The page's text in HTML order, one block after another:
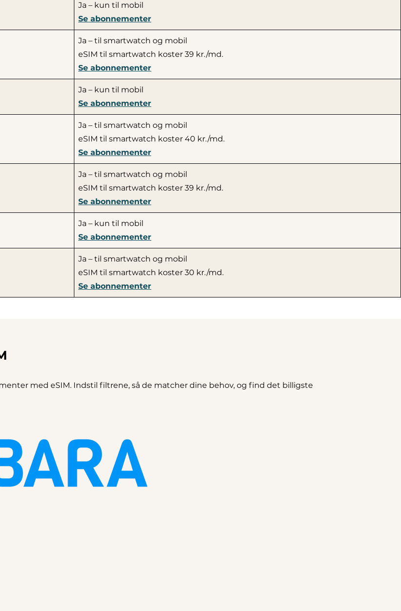
Ja – kun til mobil
Se abonnementer
Ja – til smartwatch og mobil
eSIM til smartwatch koster 39 kr./md.
Se abonnementer
Ja – kun til mobil
Se abonnementer
Ja – til smartwatch og mobil
eSIM til smartwatch koster 40 kr./md.
Se abonnementer
Ja – til smartwatch og mobil
eSIM til smartwatch koster 39 kr./md.
Se abonnementer
Ja – kun til mobil
Se abonnementer
Ja – til smartwatch og mobil
eSIM til smartwatch koster 30 kr./md.
Se abonnementer
med eSIM. Indstil filtrene, så de matcher dine behov, og find det billigste